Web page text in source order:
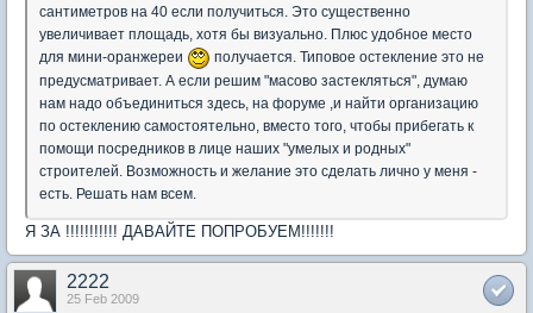
сантиметров на 40 если получиться. Это существенно
увеличивает площадь, хотя бы визуально. Плюс удобное место
для мини-оранжереи
получается. Типовое остекление это не
предусматривает. А если решим "масово застекляться", думаю
нам надо объединиться здесь, на форуме ,и найти организацию
по остеклению самостоятельно, вместо того, чтобы прибегать к
помощи посредников в лице наших "умелых и родных"
строителей. Возможность и желание это сделать лично у меня -
есть. Решать нам всем.
Я ЗА !!!!!!!!!!! ДАВАЙТЕ ПОПРОБУЕМ!!!!!!!
2222
25 Feb 2009